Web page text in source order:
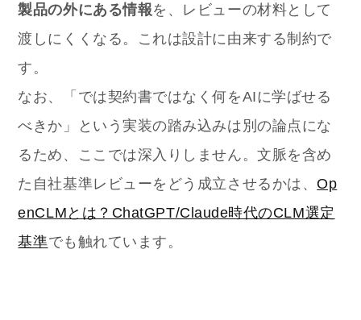
製品の外にある情報を、レビューの材料として
渡しにくくなる。これは設計に由来する制約で
す。
なお、「では契約書ではなく何をAIに学ばせる
べきか」という実装の踏み込みは別の論点にな
るため、ここでは深入りしません。文脈を含め
た自社基準レビューをどう成立させるかは、Op
enCLMとは？ChatGPT/Claude時代のCLM選定
基準でも触れています。